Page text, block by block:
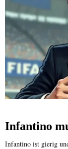
Infantino
Infantino ist gierig